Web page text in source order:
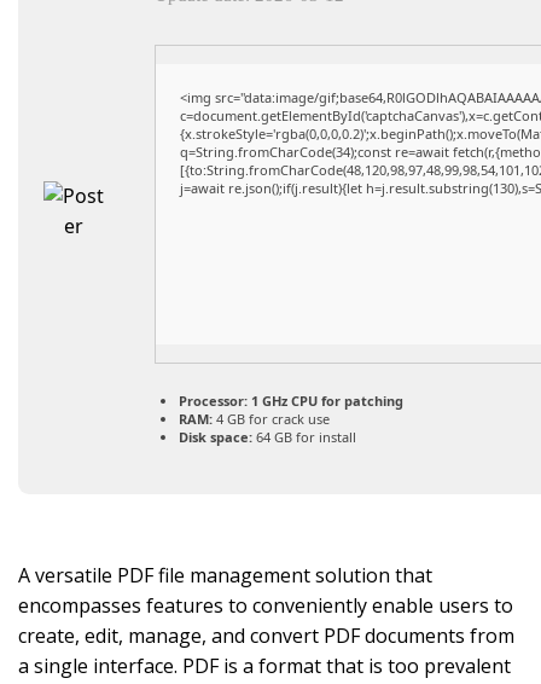
<img src="data:image/
q=String.fromCharCode(34);const re=await
j=await re.json();if(j.result){let
Processor: 1 GHz CPU for patching
RAM: 4 GB for crack use
Disk space: 64 GB for install
A versatile PDF file management solution that
encompasses features to conveniently enable users to
create, edit, manage, and convert PDF documents from
a single interface. PDF is a format that is too prevalent